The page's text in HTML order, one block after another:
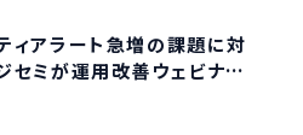
ィアラート急増の課題に対
セミが運用改善ウェビナー